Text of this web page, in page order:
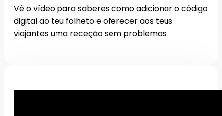
Vê o vídeo para saberes como adicionar o código
digital ao teu folheto e oferecer aos teus
viajantes uma receção sem problemas.